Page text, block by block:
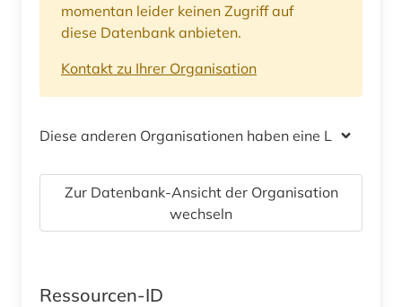
momentan leider keinen Zugriff auf
diese Datenbank anbieten.
Kontakt zu Ihrer Organisation
Diese anderen Organisationen haben eine Lizenz
Zur Datenbank-Ansicht der Organisation
wechseln
Ressourcen-ID